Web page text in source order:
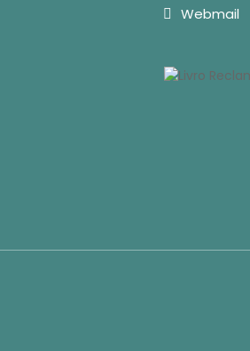
Webmail